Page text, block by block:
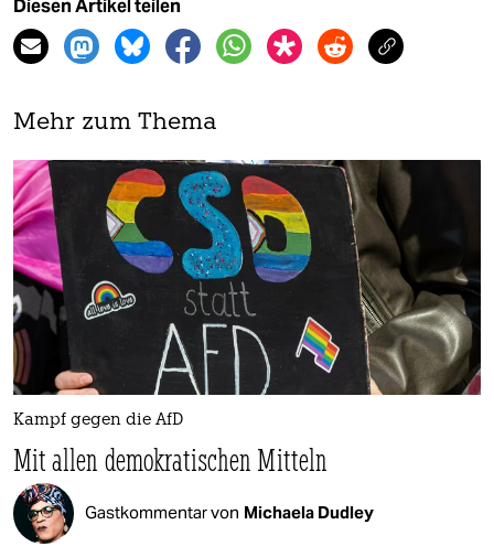
Diesen Artikel teilen
Mehr zum Thema
Kampf gegen die AfD
Mit allen demokratischen Mitteln
Gastkommentar von Michaela Dudley